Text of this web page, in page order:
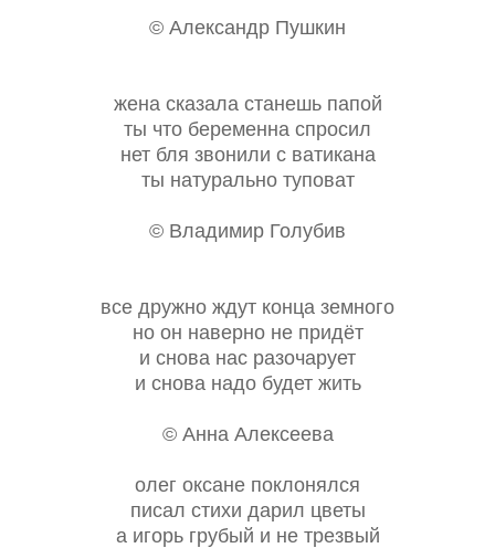
© Александр Пушкин
жена сказала станешь папой
ты что беременна спросил
нет бля звонили с ватикана
ты натурально туповат
© Владимир Голубив
все дружно ждут конца земного
но он наверно не придёт
и снова нас разочарует
и снова надо будет жить
© Анна Алексеева
олег оксане поклонялся
писал стихи дарил цветы
а игорь грубый и не трезвый